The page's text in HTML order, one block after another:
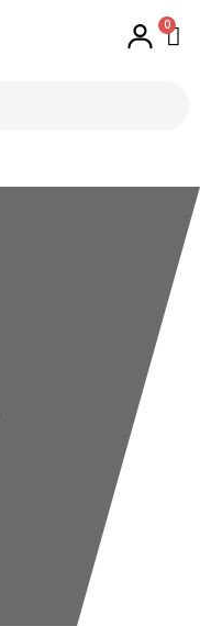
0